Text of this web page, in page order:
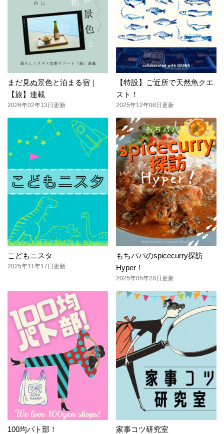
まだ見ぬ景色と泊まる宿｜
【旅】連載
2026年02年13日更新
【特設】ご近所で天然魚クエ
スト！
2025年12年08日更新
こどもニスタ
2025年11年17日更新
もちパパのspicecurry探訪
Hyper！
2025年05年28日更新
100均パト部！ 家事コツ研究室